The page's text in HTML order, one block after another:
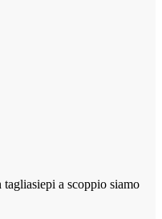
a scoppio siamo